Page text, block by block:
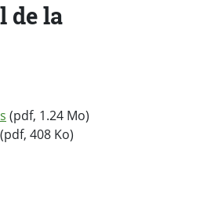
de la
(pdf, 1.24 Mo)
(pdf, 408 Ko)